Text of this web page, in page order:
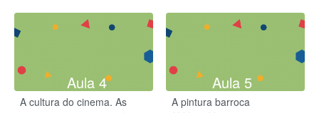
Aula 4
A cultura do cinema. As
Aula 5
A pintura barroca